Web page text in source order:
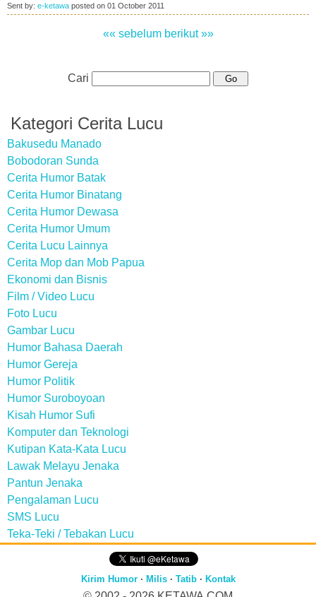
Sent by: e-ketawa posted on 01 October 2011
«« sebelum berikut »»
Cari
Kategori Cerita Lucu
Bakusedu Manado
Bobodoran Sunda
Cerita Humor Batak
Cerita Humor Binatang
Cerita Humor Dewasa
Cerita Humor Umum
Cerita Lucu Lainnya
Cerita Mop dan Mob Papua
Ekonomi dan Bisnis
Film / Video Lucu
Foto Lucu
Gambar Lucu
Humor Bahasa Daerah
Humor Gereja
Humor Politik
Humor Suroboyoan
Kisah Humor Sufi
Komputer dan Teknologi
Kutipan Kata-Kata Lucu
Lawak Melayu Jenaka
Pantun Jenaka
Pengalaman Lucu
SMS Lucu
Teka-Teki / Tebakan Lucu
Kirim Humor· Milis· Tatib· Kontak